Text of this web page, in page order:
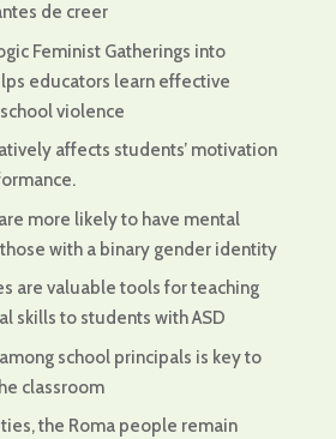
de creer
Feminist Gatherings into
educators learn effective
violence
affects students’ motivation
more likely to have mental
with a binary gender identity
are valuable tools for teaching
skills to students with ASD
school principals is key to
classroom
the Roma people remain